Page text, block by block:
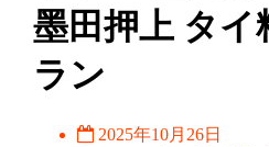
墨田押上 タイ
ラン
2025年10月26日